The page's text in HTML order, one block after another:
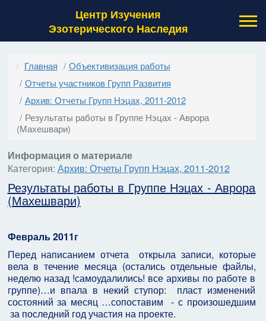
Центр Изучения
Эзотерического Наследия
Главная
Объективизация работы
Отчеты участников Групп Развития
Архив: Отчеты Групп Нэцах, 2011-2012
Результаты работы в Группе Нэцах - Аврора
(Махешвари)
Информация о материале
Категория: Архив: Отчеты Групп Нэцах, 2011-2012
Результаты работы в Группе Нэцах - Аврора
(Махешвари)
Февраль 2011г
Перед написанием отчета открыла записи, которые
вела в течение месяца (остались отдельные файлы,
неделю назад !самоудалились! все архивы по работе в
группе)…и впала в некий ступор: пласт изменений
состояний за месяц …сопоставим - с произошедшим
за последний год участия на проекте.